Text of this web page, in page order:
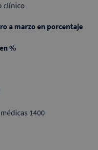
clínico
a marzo en porcentaje
%
1400